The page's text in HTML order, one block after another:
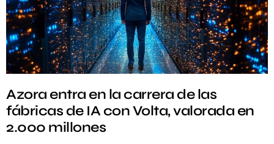
Azora entra en la carrera de las
fábricas de IA con Volta, valorada en
2.000 millones